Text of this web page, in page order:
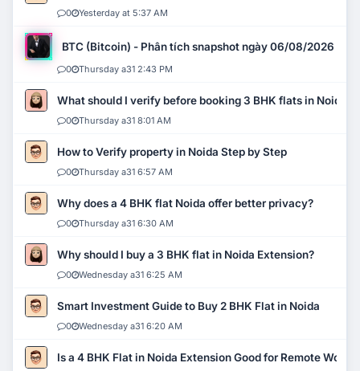
0 Yesterday at 5:37 AM
BTC (Bitcoin) - Phân tích snapshot ngày 06/08/2026
0 Thursday a31 2:43 PM
What should I verify before booking 3 BHK flats in Noida?
0 Thursday a31 8:01 AM
How to Verify property in Noida Step by Step
0 Thursday a31 6:57 AM
Why does a 4 BHK flat Noida offer better privacy?
0 Thursday a31 6:30 AM
Why should I buy a 3 BHK flat in Noida Extension?
0 Wednesday a31 6:25 AM
Smart Investment Guide to Buy 2 BHK Flat in Noida
0 Wednesday a31 6:20 AM
Is a 4 BHK Flat in Noida Extension Good for Remote Work?